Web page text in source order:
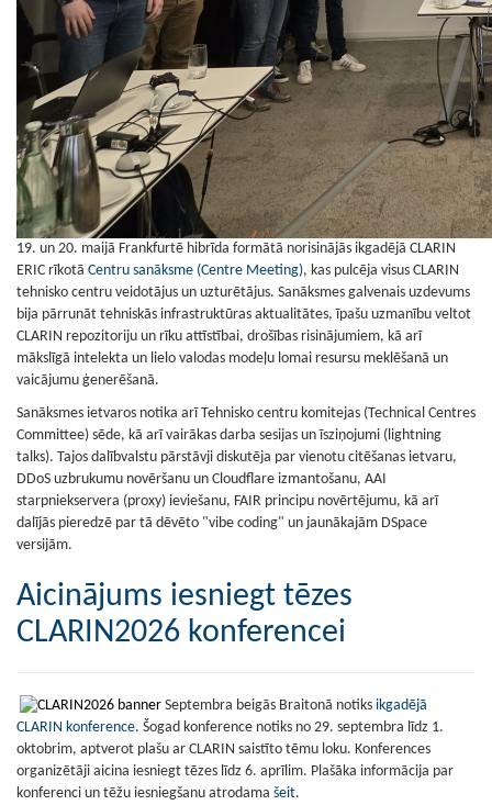
19. un 20. maijā Frankfurtē hibrīda formātā norisinājās ikgadējā CLARIN
ERIC rīkotā Centru sanāksme (Centre Meeting), kas pulcēja visus CLARIN
tehnisko centru veidotājus un uzturētājus. Sanāksmes galvenais uzdevums
bija pārrunāt tehniskās infrastruktūras aktualitātes, īpašu uzmanību veltot
CLARIN repozitoriju un rīku attīstībai, drošības risinājumiem, kā arī
mākslīgā intelekta un lielo valodas modeļu lomai resursu meklēšanā un
vaicājumu ģenerēšanā.
Sanāksmes ietvaros notika arī Tehnisko centru komitejas (Technical Centres
Committee) sēde, kā arī vairākas darba sesijas un īsziņojumi (lightning
talks). Tajos dalībvalstu pārstāvji diskutēja par vienotu citēšanas ietvaru,
DDoS uzbrukumu novēršanu un Cloudflare izmantošanu, AAI
starpniekservera (proxy) ieviešanu, FAIR principu novērtējumu, kā arī
dalījās pieredzē par tā dēvēto "vibe coding" un jaunākajām DSpace
versijām.
Aicinājums iesniegt tēzes
CLARIN2026 konferencei
Septembra beigās Braitonā notiks ikgadējā
CLARIN konference. Šogad konference notiks no 29. septembra līdz 1.
oktobrim, aptverot plašu ar CLARIN saistīto tēmu loku. Konferences
organizētāji aicina iesniegt tēzes līdz 6. aprīlim. Plašāka informācija par
konferenci un tēžu iesniegšanu atrodama šeit.